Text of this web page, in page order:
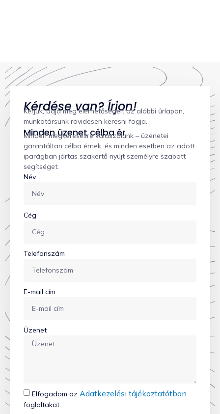
Kérdése van? Írjon!
Kérjük, adja meg elérhetőségeit az alábbi űrlapon,
munkatársunk rövidesen keresni fogja.
Minden üzenet célba ér
Minden megkeresésre válaszolunk – üzenetei
garantáltan célba érnek, és minden esetben az adott
iparágban jártas szakértő nyújt személyre szabott
segítséget.
Név
Cég
Telefonszám
E-mail cím
Üzenet
Elfogadom az Adatkezelési tájékoztatótban
foglaltakat.